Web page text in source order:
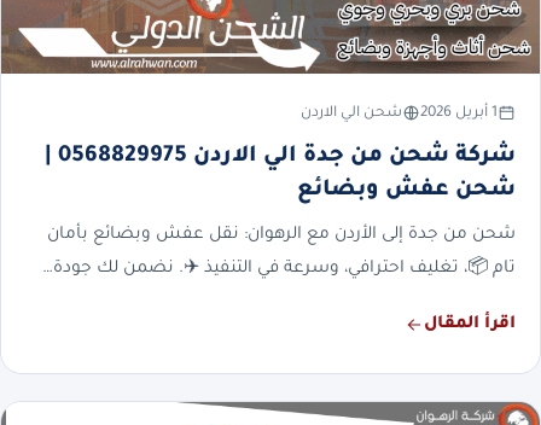
1 أبريل 2026 شحن الي الاردن
شحن عفش وبضائع
شحن من جدة إلى الأردن مع الرهوان: نقل عفش وبضائع بأمان
تام 📦، تغليف احترافي، وسرعة في التنفيذ ✈️. نضمن لك جودة…
اقرأ المقال